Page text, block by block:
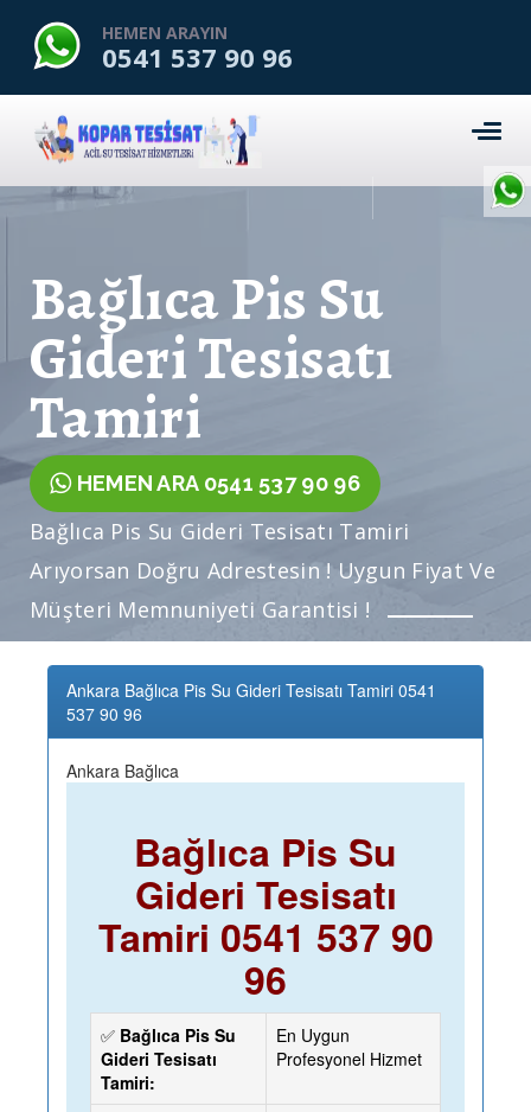
HEMEN ARAYIN
0541 537 90 96
Bağlıca Pis Su
Gideri Tesisatı
Tamiri
HEMEN ARA 0541 537 90 96
Bağlıca Pis Su Gideri Tesisatı Tamiri
Arıyorsan Doğru Adrestesin ! Uygun Fiyat Ve
Müşteri Memnuniyeti Garantisi !
Ankara Bağlıca Pis Su Gideri Tesisatı Tamiri 0541
537 90 96
Ankara Bağlıca
Bağlıca Pis Su
Gideri Tesisatı
Tamiri 0541 537 90
96
✅ Bağlıca Pis Su
Gideri Tesisatı
Tamiri:
En Uygun
Profesyonel Hizmet